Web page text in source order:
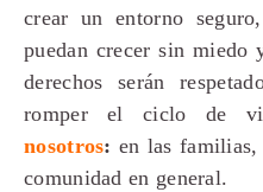
crear un entorno
puedan crecer sin miedo
derechos serán
romper el ciclo de
nosotros: en las familias,
comunidad en general.